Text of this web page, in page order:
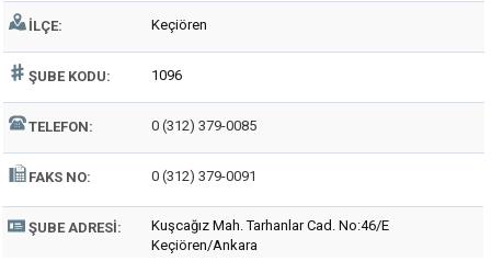
İLÇE: Keçiören
ŞUBE KODU: 1096
TELEFON: 0 (312) 379-0085
FAKS NO: 0 (312) 379-0091
ŞUBE ADRESI:
Kuşcağız Mah. Tarhanlar Cad. No:46/E
Keçiören/Ankara